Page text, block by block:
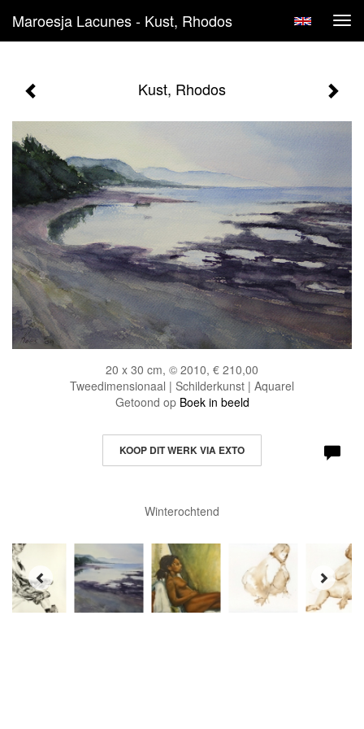
Maroesja Lacunes - Kust, Rhodos
Kust, Rhodos
20 x 30 cm, © 2010, € 210,00
Tweedimensionaal | Schilderkunst | Aquarel
Getoond op Boek in beeld
KOOP DIT WERK VIA EXTO
Winterochtend